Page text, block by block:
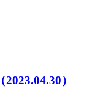
（2023.04.30）